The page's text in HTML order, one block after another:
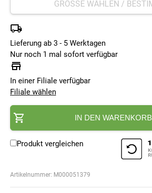
Lieferung ab 3 - 5 Werktagen
Nur noch 1 mal sofort verfügbar
In einer Filiale verfügbar
Filiale wählen
IN DEN WARENKORB
Produkt vergleichen
Artikelnummer: M000051379